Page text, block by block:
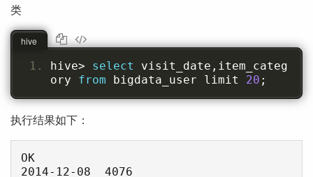
类
hive> select visit_date , item_categ
ory from bigdata_user limit 20 ;
hive
执行结果如下：
OK
2014-12-08  4076